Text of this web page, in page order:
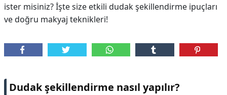
CİLT
BAKIMI
DİPLİNER
ister misiniz? İşte size etkili dudak şekillendirme ipuçları
ve doğru makyaj teknikleri!
Dudak şekillendirme nasıl yapılır?